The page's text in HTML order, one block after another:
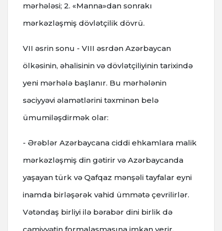
mərhələsi; 2. «Manna»dan sonrakı
mərkəzləşmiş dövlətçilik dövrü.
VII əsrin sonu - VIII əsrdən Azərbaycan
ölkəsinin, əhalisinin və dövlətçiliyinin tarixində
yeni mərhələ başlanır. Bu mərhələnin
səciyyəvi əlamətlərini təxminən belə
ümumiləşdirmək olar:
- Ərəblər Azərbaycana ciddi ehkamlara malik
mərkəzləşmiş din gətirir və Azərbaycanda
yaşayan türk və Qafqaz mənşəli tayfalar eyni
inamda birləşərək vahid ümmətə çevrilirlər.
Vətəndaş birliyi ilə bərabər dini birlik də